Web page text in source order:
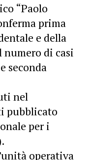
“Paolo
prima
e della
di casi
seconda
nel
pubblicato
per i
operativa